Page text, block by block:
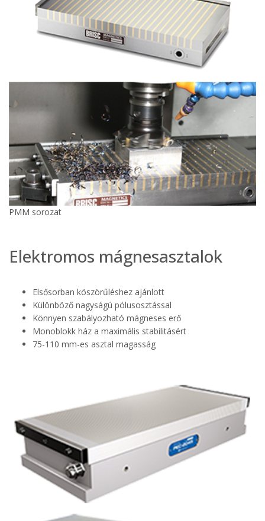
PMM sorozat
Elektromos mágnesasztalok
Elsősorban köszörűléshez ajánlott
Különböző nagyságú pólusosztással
Könnyen szabályozható mágneses erő
Monoblokk ház a maximális stabilitásért
75-110 mm-es asztal magasság